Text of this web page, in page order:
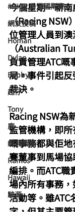
#HKIR 香港國際賽
網友投稿
Homan
Dylan
Bobby
超仔
Tony
鹿
經典戰線
Ramos
Hawaii
駿源
今個星期一新
（Racing NSW
位管理人員到
（Australian
負責管理ATC
局，事件引起
裁決。
Racing NSW為
監管機構，即
嘅事務都與佢
賽董事到馬場
編排。而ATC職
場內所有事務
活動等。雖ATC